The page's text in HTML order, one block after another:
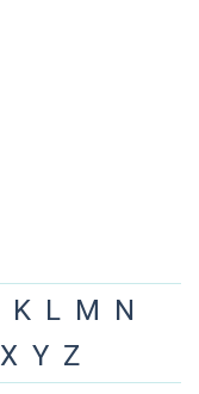
K L M N
X Y Z